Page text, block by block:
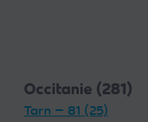
Occitanie (281)
Tarn — 81 (25)